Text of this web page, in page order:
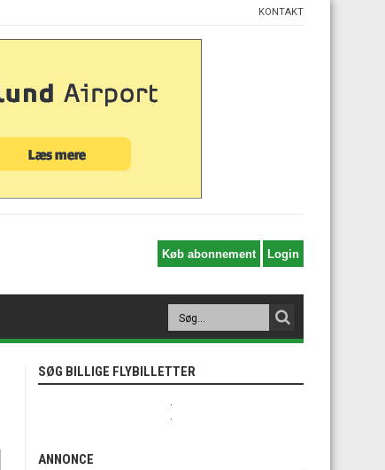
KONTAKT
SØG BILLIGE FLYBILLETTER
ANNONCE